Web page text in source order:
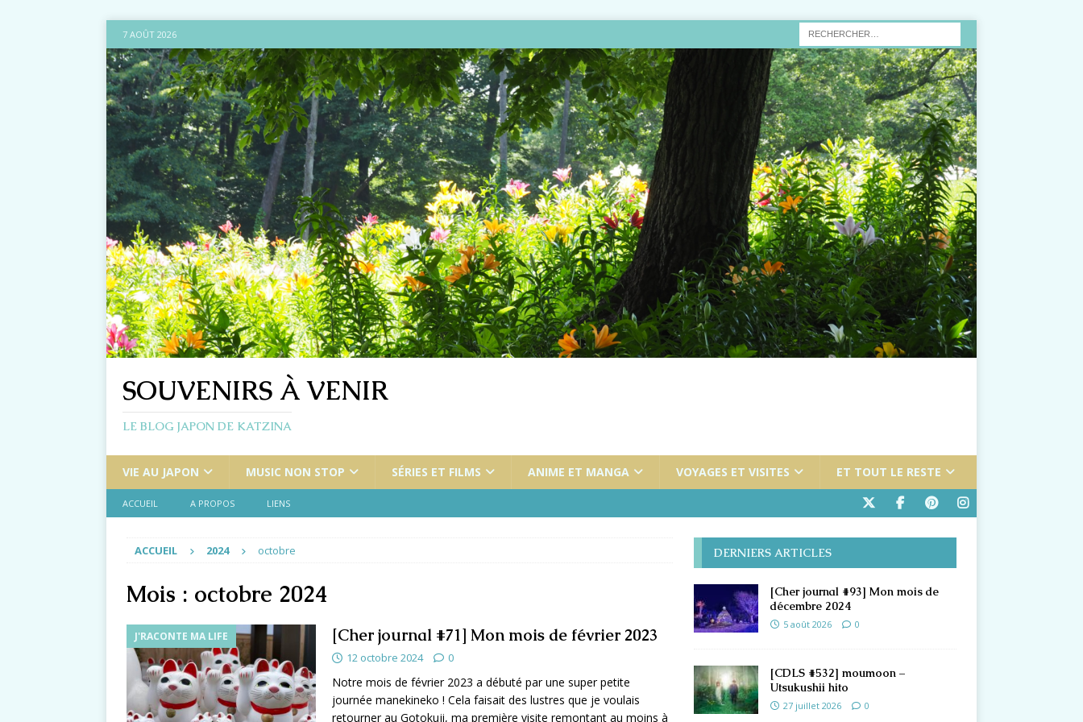
7 AOÛT 2026
SOUVENIRS À VENIR
LE BLOG JAPON DE KATZINA
VIE AU JAPON MUSIC NON STOP SÉRIES ET FILMS ANIME ET MANGA VOYAGES ET VISITES ET TOUT LE RESTE
ACCUEIL A PROPOS LIENS
ACCUEIL 2024 octobre
Mois : octobre 2024
J'RACONTE MA LIFE [Cher journal #71] Mon mois de février 2023
12 octobre 2024 0
Notre mois de février 2023 a débuté par une super petite
journée manekineko ! Cela faisait des lustres que je voulais
retourner au Gotokuji, ma première visite remontant au moins à
DERNIERS ARTICLES
[Cher journal #93] Mon mois de
décembre 2024
5 août 2026 0
[CDLS #532] moumoon –
Utsukushii hito
27 juillet 2026 0